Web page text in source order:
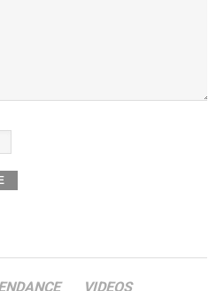
VIDEOS